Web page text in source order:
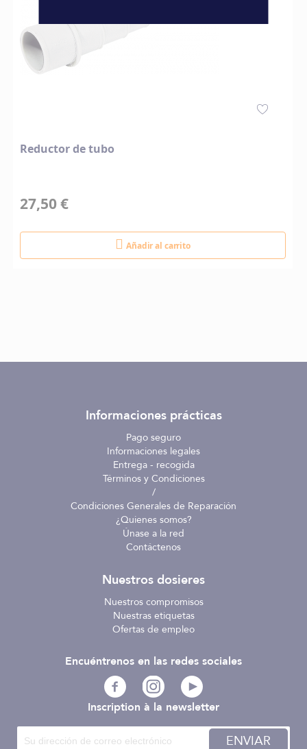
Reductor de tubo
27,50 €
Añadir al carrito
Informaciones prácticas
Pago seguro
Informaciones legales
Entrega - recogida
Términos y Condiciones
/
Condiciones Generales de Reparación
¿Quienes somos?
Únase a la red
Contáctenos
Nuestros dosieres
Nuestros compromisos
Nuestras etiquetas
Ofertas de empleo
Inscription à la newsletter
ENVIAR
Encuéntrenos en las redes sociales